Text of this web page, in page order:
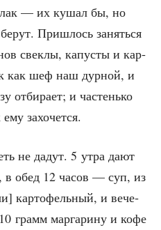
— их кушал бы, но
При­шлось занять­ся
свек­лы, капу­сты и кар­
как шеф наш дур­ной, и
отби­ра­ет; и частень­ко
захочется.
не дадут. 5 утра дают
в обед 12 часов — суп, из
кар­то­фель­ный, и вече­
грамм мар­га­ри­ну и кофе